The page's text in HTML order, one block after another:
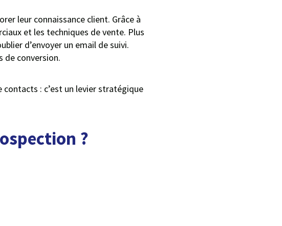
leur connaissance client. Grâce à
et les techniques de vente. Plus
d’envoyer un email de suivi.
de conversion.
contacts : c’est un levier stratégique
?